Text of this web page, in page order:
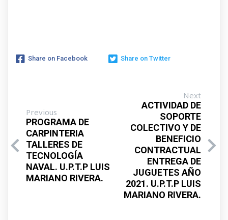
Share on Facebook Share on Twitter
Previous
PROGRAMA DE
CARPINTERIA
TALLERES DE
TECNOLOGÍA
NAVAL. U.P.T.P LUIS
MARIANO RIVERA.
Next
ACTIVIDAD DE
SOPORTE
COLECTIVO Y DE
BENEFICIO
CONTRACTUAL
ENTREGA DE
JUGUETES AÑO
2021. U.P.T.P LUIS
MARIANO RIVERA.